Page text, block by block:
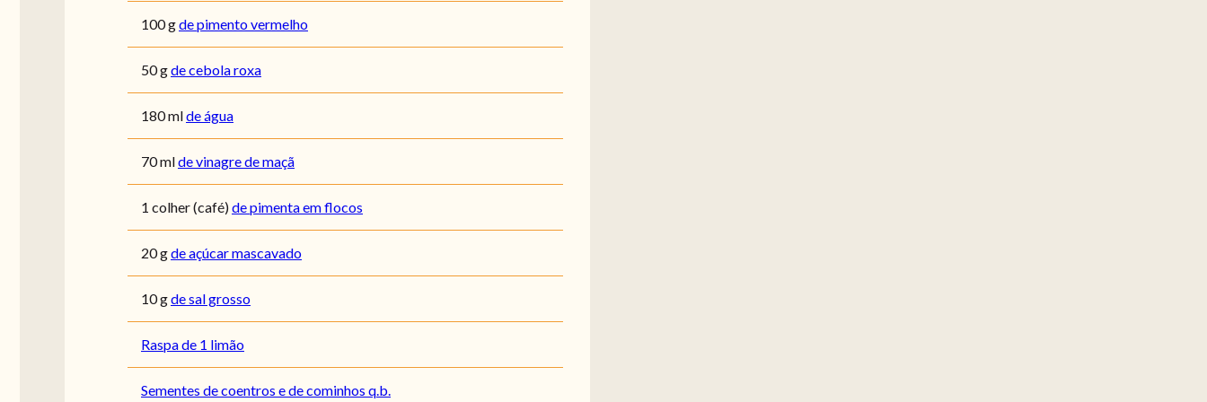
100gde pimento vermelho
50gde cebola roxa
180mlde água
70mlde vinagre de maçã
1 colher (café)de pimenta em flocos
20gde açúcar mascavado
10gde sal grosso
Raspa de 1 limão
Sementes de coentros e de cominhos q.b.